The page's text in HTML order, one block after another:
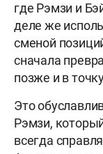
где Рэмзи и
деле же
сменой
сначала
позже и в
Это
Рэмзи,
всегда